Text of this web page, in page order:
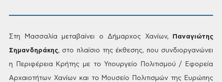
Στη Μασσαλία μεταβαίνει ο Δήμαρχος Χανίων, Παναγιώτης
Σημανδηράκης, στο πλαίσιο της έκθεσης, που συνδιοργανώνει
η Περιφέρεια Κρήτης με το Υπουργείο Πολιτισμού / Εφορεία
Αρχαιοτήτων Χανίων και το Μουσείο Πολιτισμών της Ευρώπης